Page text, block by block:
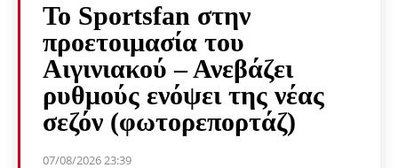
Το Sportsfan στην
προετοιμασία του
Αιγινιακού – Ανεβάζει
ρυθμούς ενόψει της νέας
σεζόν (φωτορεπορτάζ)
07/08/2026 23:39